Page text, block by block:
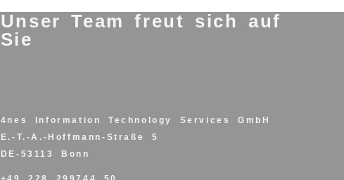
Unser Team freut sich auf
Sie
4nes Information Technology Services GmbH
E.-T.-A.-Hoffmann-Straße 5
DE-53113 Bonn